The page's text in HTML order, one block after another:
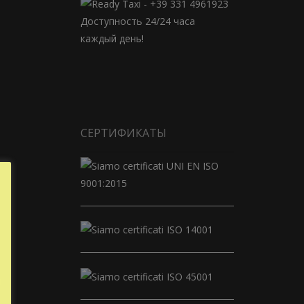
Доступность 24/24 часа
каждый день!
СЕРТИФИКАТЫ